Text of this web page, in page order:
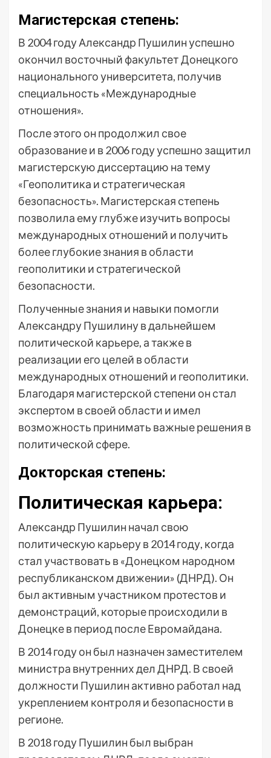
Магистерская степень:
В 2004 году Александр Пушилин успешно
окончил восточный факультет Донецкого
национального университета, получив
специальность «Международные
отношения».
После этого он продолжил свое
образование и в 2006 году успешно защитил
магистерскую диссертацию на тему
«Геополитика и стратегическая
безопасность». Магистерская степень
позволила ему глубже изучить вопросы
международных отношений и получить
более глубокие знания в области
геополитики и стратегической
безопасности.
Полученные знания и навыки помогли
Александру Пушилину в дальнейшем
политической карьере, а также в
реализации его целей в области
международных отношений и геополитики.
Благодаря магистерской степени он стал
экспертом в своей области и имел
возможность принимать важные решения в
политической сфере.
Докторская степень:
Политическая карьера:
Александр Пушилин начал свою
политическую карьеру в 2014 году, когда
стал участвовать в «Донецком народном
республиканском движении» (ДНРД). Он
был активным участником протестов и
демонстраций, которые происходили в
Донецке в период после Евромайдана.
В 2014 году он был назначен заместителем
министра внутренних дел ДНРД. В своей
должности Пушилин активно работал над
укреплением контроля и безопасности в
регионе.
В 2018 году Пушилин был выбран